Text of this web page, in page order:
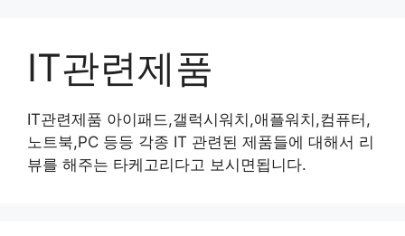
IT관련제품
IT관련제품 아이패드,갤럭시워치,애플워치,컴퓨터,
노트북,PC 등등 각종 IT 관련된 제품들에 대해서 리
뷰를 해주는 타케고리다고 보시면됩니다.